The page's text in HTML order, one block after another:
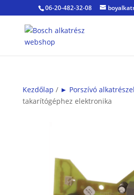
06-20-482-32-08
Kezdőlap / ► Porszívó
takarítógéphez elektronika